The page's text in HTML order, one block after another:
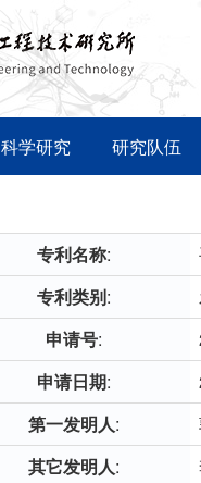
科学研究 研究队伍
专利名称:
专利类别:
申请号:
申请日期:
第一发明人:
其它发明人: